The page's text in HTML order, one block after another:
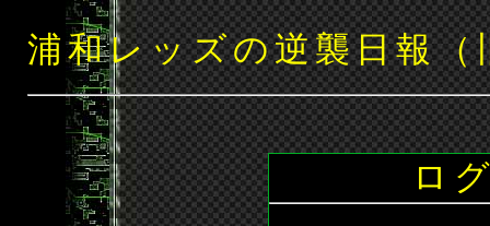
浦和レッズの逆襲日報（
ロ